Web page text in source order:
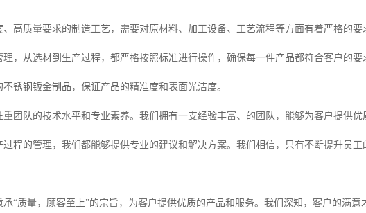
高质量要求的制造工艺，需要对原材料、加工设备、工艺流程等方面有着严格的要
，从选材到生产过程，都严格按照标准进行操作，确保每一件产品都符合客户的
锈钢钣金制品，保证产品的精准度和表面光洁度。
团队的技术水平和专业素养。我们拥有一支经验丰富、的团队，能够为客户提供
程的管理，我们都能够提供专业的建议和解决方案。我们相信，只有不断提升员
“质量，顾客至上”的宗旨，为客户提供优质的产品和服务。我们深知，客户的满意